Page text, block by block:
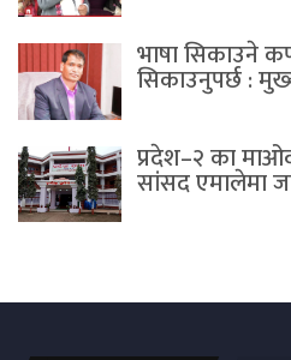
भाषा सिकाउने
सिकाउनुपर्छ :
प्रदेश–२ का
सांसद एमालेमा